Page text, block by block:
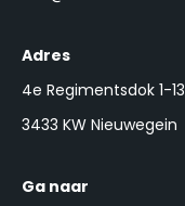
Adres
4e Regimentsdok 1-13
3433 KW Nieuwegein
Ga naar